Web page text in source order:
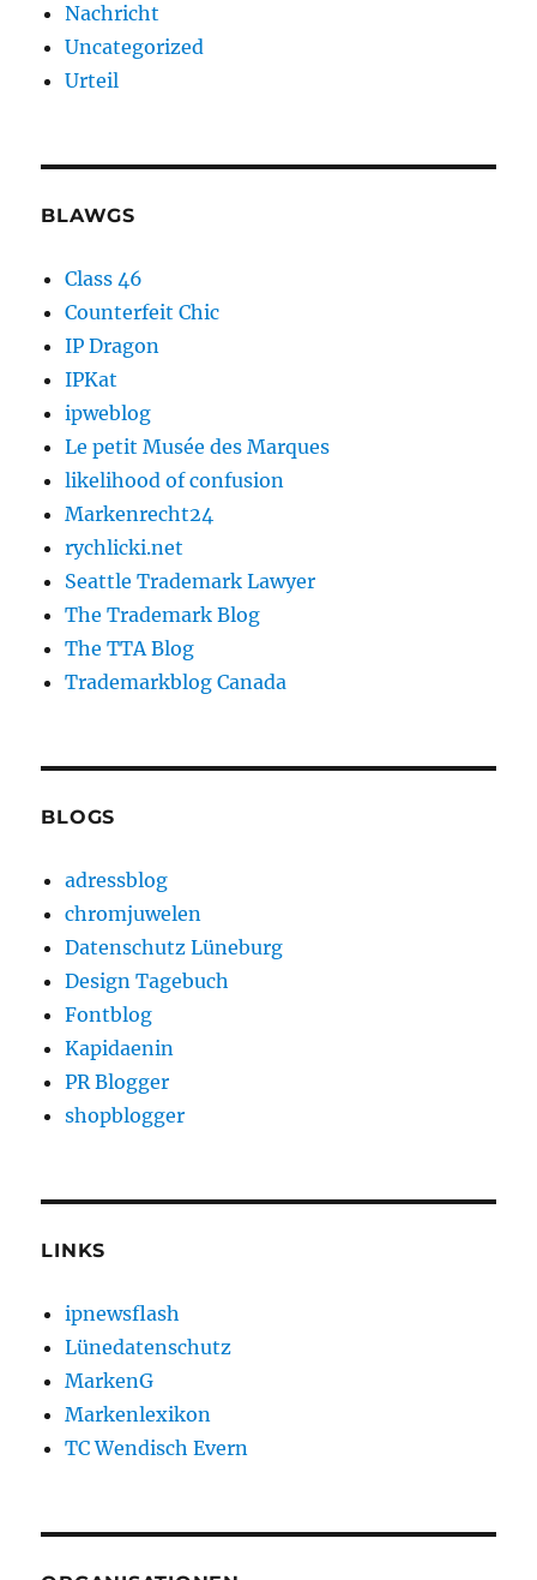
Nachricht
Uncategorized
Urteil
BLAWGS
Class 46
Counterfeit Chic
IP Dragon
IPKat
ipweblog
Le petit Musée des Marques
likelihood of confusion
Markenrecht24
rychlicki.net
Seattle Trademark Lawyer
The Trademark Blog
The TTA Blog
Trademarkblog Canada
BLOGS
adressblog
chromjuwelen
Datenschutz Lüneburg
Design Tagebuch
Fontblog
Kapidaenin
PR Blogger
shopblogger
LINKS
ipnewsflash
Lünedatenschutz
MarkenG
Markenlexikon
TC Wendisch Evern